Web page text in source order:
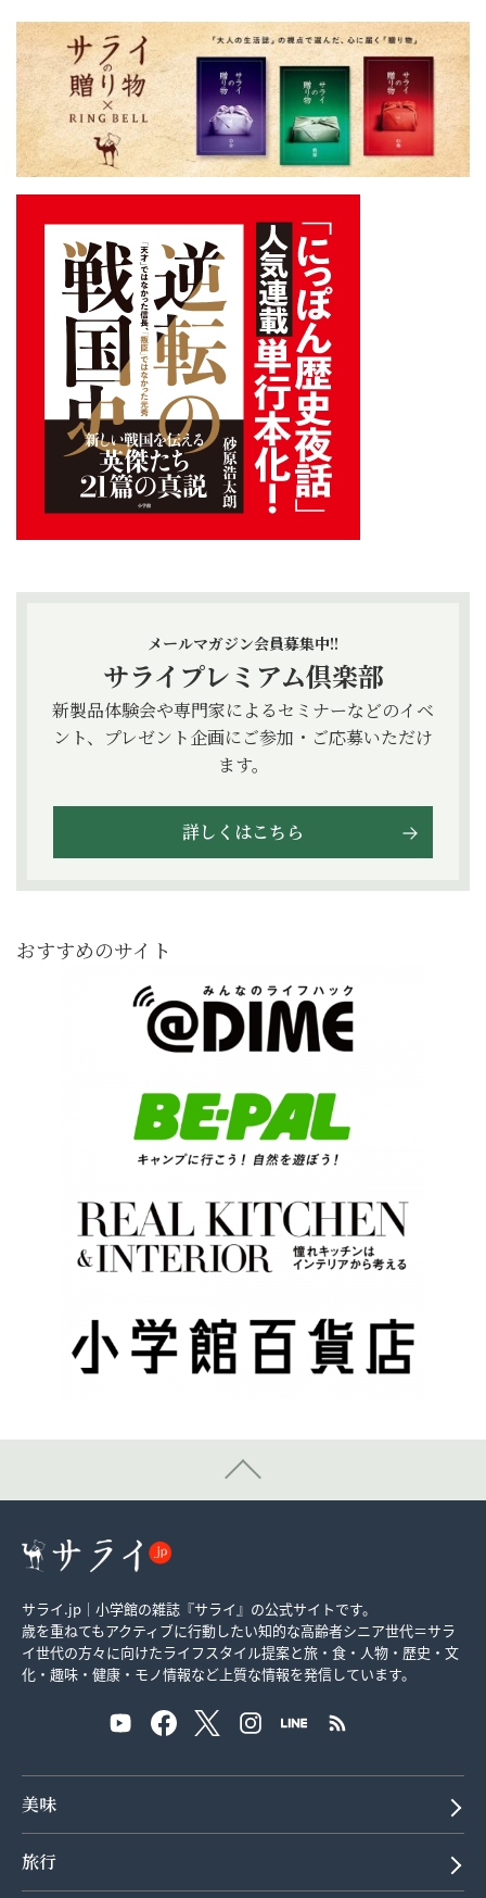
メールマガジン会員募集中!!
サライプレミアム倶楽部
新製品体験会や専門家によるセミナーなどのイベ
ント、プレゼント企画にご参加・ご応募いただけ
ます。
詳しくはこちら
おすすめのサイト
サライ.jp｜小学館の雑誌『サライ』の公式サイトです。
歳を重ねてもアクティブに行動したい知的な高齢者シニア世代＝サラ
イ世代の方々に向けたライフスタイル提案と旅・食・人物・歴史・文
化・趣味・健康・モノ情報など上質な情報を発信しています。
美味
旅行